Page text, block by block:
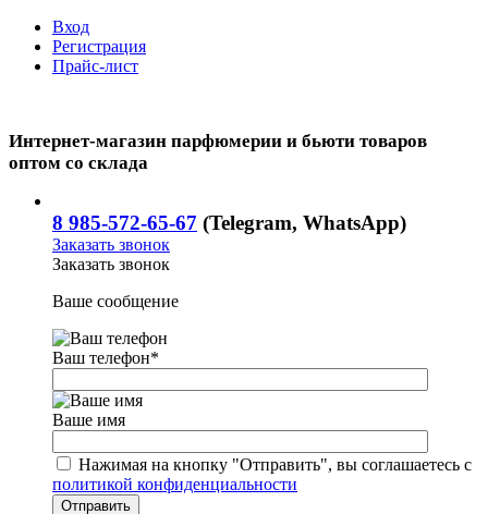
Вход
Регистрация
Прайс-лист
Интернет-магазин парфюмерии и бьюти товаров
оптом со склада
8 985-572-65-67 (Telegram, WhatsApp)
Заказать звонок
Заказать звонок
Ваше сообщение
Ваш телефон*
Ваше имя
Нажимая на кнопку "Отправить", вы соглашаетесь с
политикой конфиденциальности